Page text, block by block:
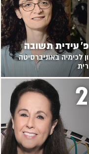
עידית תשובה
לכימיה באוניברסיטה